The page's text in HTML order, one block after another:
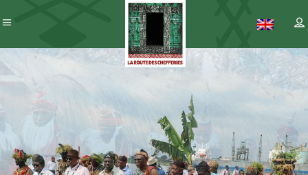
Patrimoine